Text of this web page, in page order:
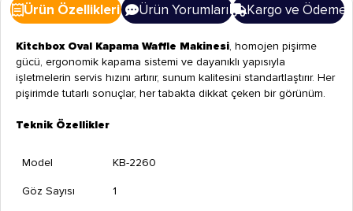
Ürün Özellikleri Ürün Yorumları Kargo ve Ödeme
Kitchbox Oval Kapama Waffle Makinesi, homojen pişirme
gücü, ergonomik kapama sistemi ve dayanıklı yapısıyla
işletmelerin servis hızını artırır, sunum kalitesini standartlaştırır. Her
pişirimde tutarlı sonuçlar, her tabakta dikkat çeken bir görünüm.
Teknik Özellikler
Model KB-2260
Göz Sayısı 1